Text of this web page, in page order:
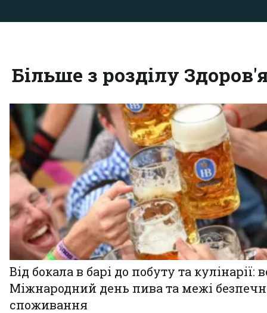
Більше з розділу
Від бокала в барі до побуту та кулінарії:
Міжнародний день пива та межі
споживання